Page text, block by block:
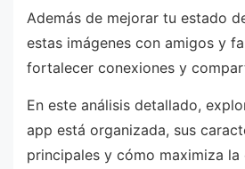
Además de mejorar tu estado
estas imágenes con amigos y
fortalecer conexiones y
En este análisis detallado,
app está organizada, sus
principales y cómo maximiza la